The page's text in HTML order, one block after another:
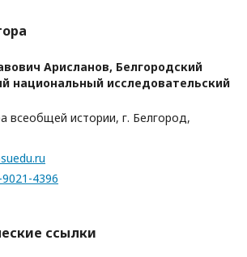
Арисланов, Белгородский
национальный исследовательский
всеобщей истории, г. Белгород,
4396
ссылки